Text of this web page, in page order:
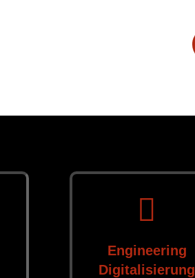

Engineering
Digitalisierung